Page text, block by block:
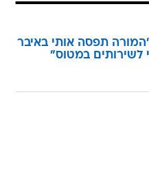
תפסה אותי באיבר
לשירותים במטוס"